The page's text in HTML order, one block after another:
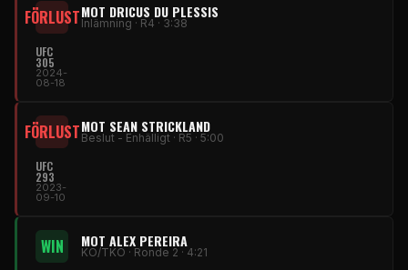
FÖRLUSTMOT DRICUS DU PLESSIS
Inlämning · R4 · 3:38
UFC
305
2024-
08-18
FÖRLUSTMOT SEAN STRICKLAND
Beslut - Enhälligt · R5 · 5:00
UFC
293
2023-
09-10
WIN MOT ALEX PEREIRA
KO/TKO · Ronde 2 · 4:21